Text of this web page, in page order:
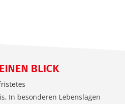
BLICK
In besonderen Lebenslagen